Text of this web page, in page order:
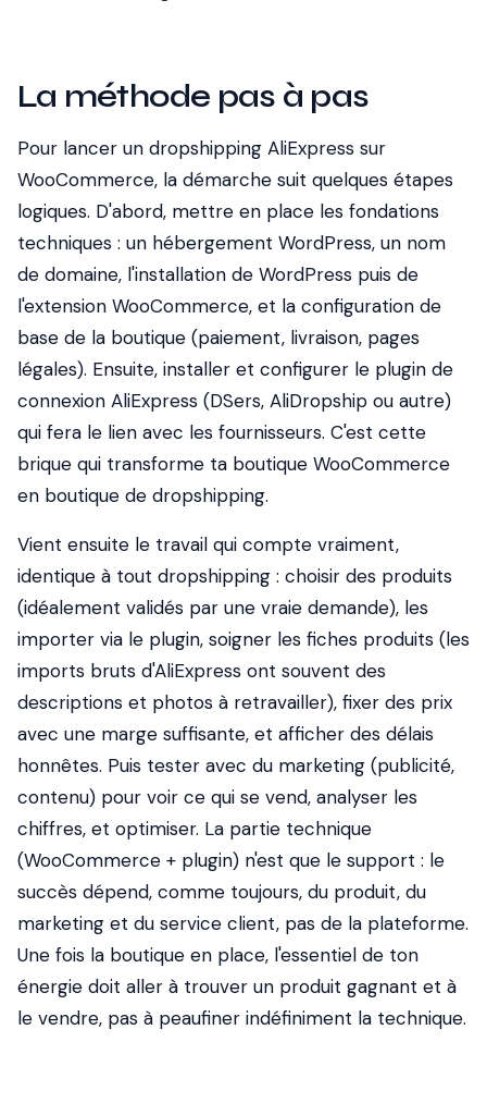
La méthode pas à pas
Pour lancer un dropshipping AliExpress sur
WooCommerce, la démarche suit quelques étapes
logiques. D'abord, mettre en place les fondations
techniques : un hébergement WordPress, un nom
de domaine, l'installation de WordPress puis de
l'extension WooCommerce, et la configuration de
base de la boutique (paiement, livraison, pages
légales). Ensuite, installer et configurer le plugin de
connexion AliExpress (DSers, AliDropship ou autre)
qui fera le lien avec les fournisseurs. C'est cette
brique qui transforme ta boutique WooCommerce
en boutique de dropshipping.
Vient ensuite le travail qui compte vraiment,
identique à tout dropshipping : choisir des produits
(idéalement validés par une vraie demande), les
importer via le plugin, soigner les fiches produits (les
imports bruts d'AliExpress ont souvent des
descriptions et photos à retravailler), fixer des prix
avec une marge suffisante, et afficher des délais
honnêtes. Puis tester avec du marketing (publicité,
contenu) pour voir ce qui se vend, analyser les
chiffres, et optimiser. La partie technique
(WooCommerce + plugin) n'est que le support : le
succès dépend, comme toujours, du produit, du
marketing et du service client, pas de la plateforme.
Une fois la boutique en place, l'essentiel de ton
énergie doit aller à trouver un produit gagnant et à
le vendre, pas à peaufiner indéfiniment la technique.